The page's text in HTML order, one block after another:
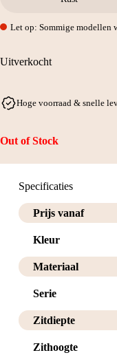
Let op: Sommige modellen
Uitverkocht
Hoge voorraad & snelle
Out of Stock
Specificaties
Prijs vanaf
Kleur
Materiaal
Serie
Zitdiepte
Zithoogte